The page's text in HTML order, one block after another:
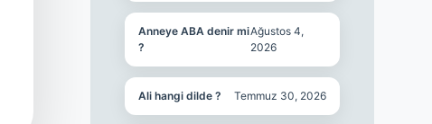
Anneye ABA denir mi
?
Ağustos 4,
2026
Ali hangi dilde ? Temmuz 30, 2026